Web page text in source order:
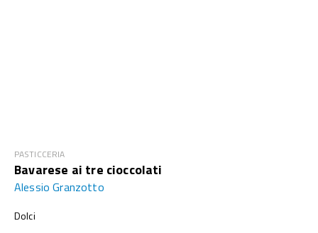
PASTICCERIA
Bavarese ai tre cioccolati
Alessio Granzotto
Dolci